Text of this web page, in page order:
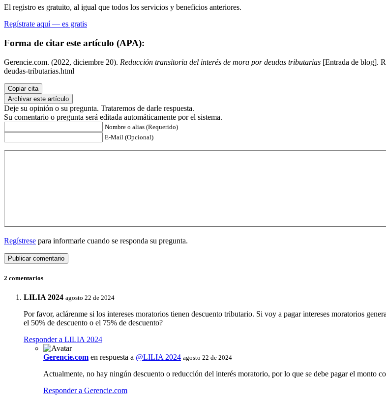
El registro es gratuito, al igual que todos los servicios y beneficios anteriores.
Regístrate aquí — es gratis
Forma de citar este artículo (APA):
Gerencie.com. (2022, diciembre 20). Reducción transitoria del interés de mora por deudas tributarias [Entrada de blog].
deudas-tributarias.html
Copiar cita
Archivar este artículo
Deje su opinión o su pregunta. Trataremos de darle respuesta.
Su comentario o pregunta será editada automáticamente por el sistema.
Nombre o alias (Requerido)
E-Mail (Opcional)
Regístrese para informarle cuando se responda su pregunta.
2 comentarios
LILIA 2024 agosto 22 de 2024
Por favor, aclárenme si los intereses moratorios tienen descuento tributario. Si voy a pagar intereses moratorios
el 50% de descuento o el 75% de descuento?
Responder a LILIA 2024
Gerencie.com en respuesta a @LILIA 2024 agosto 22 de 2024
Actualmente, no hay ningún descuento o reducción del interés moratorio, por lo que se debe pagar el monto
Responder a Gerencie.com